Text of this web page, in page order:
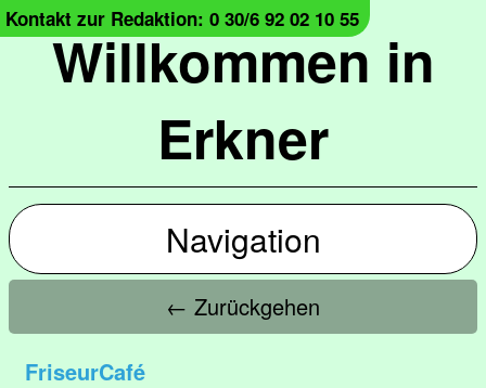
Willkommen in
Erkner
Kontakt zur Redaktion: 0 30/6 92 02 10 55
Navigation
← Zurückgehen
FriseurCafé